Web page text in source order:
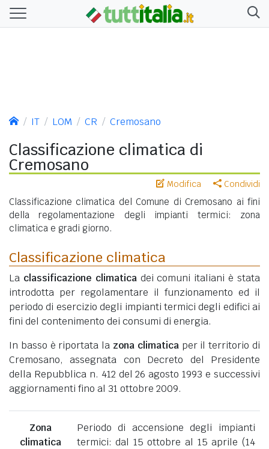
IT LOM CR Cremosano
Classificazione climatica di
Cremosano
Modifica Condividi
Classificazione climatica del Comune di Cremosano ai fini
della regolamentazione degli impianti termici: zona
climatica e gradi giorno.
Classificazione climatica
La classificazione climaticadei comuni italiani è stata
introdotta per regolamentare il funzionamento ed il
periodo di esercizio degli impianti termici degli edifici ai
fini del contenimento dei consumi di energia.
In basso è riportata la zona climaticaper il territorio di
Cremosano, assegnata con Decreto del Presidente
della Repubblica n. 412 del 26 agosto 1993 e successivi
aggiornamenti fino al 31 ottobre 2009.
Zona
climatica
Periodo di accensione degli impianti
termici: dal 15 ottobre al 15 aprile (14